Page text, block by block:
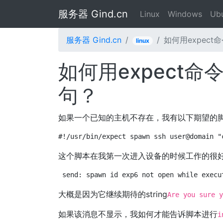
服务器 Gind.cn Linux Windows
服务器 Gind.cn linux 如何用expect
如何用expect命
句？
如果一个已知的主机不存在，我有以下期望的
#!/usr/bin/expect spawn ssh
这个脚本在我第一次进入设备的时候工作的很
send: spawn id exp6 not open while
大概是因为它继续期待的stringAre you sure
如果该消息不显示，我如何才能告诉脚本进行